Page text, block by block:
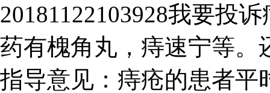
20181122103928我要投
药有槐角丸，痔速宁等。
指导意见：痔疮的患者平